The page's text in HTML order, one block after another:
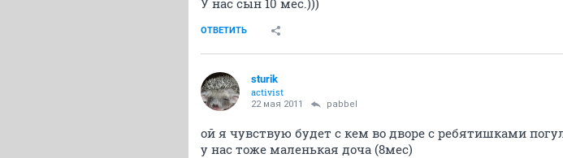
У нас сын 10 мес.)))
ОТВЕТИТЬ
sturik
activist
22 мая 2011 pabbel
ой я чувствую будет с кем во дворе с ребятишками
у нас тоже маленькая доча (8мес)